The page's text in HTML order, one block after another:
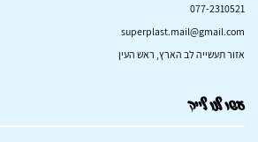
077-2310521
superplast.mail@gmail.com
אזור תעשייה לב הארץ, ראש העין
עשו לנו לייק